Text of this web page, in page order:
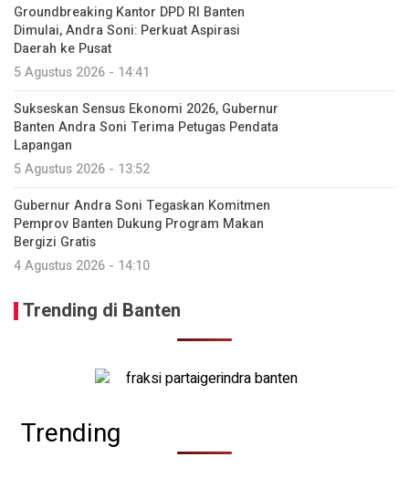
Groundbreaking Kantor DPD RI Banten
Dimulai, Andra Soni: Perkuat Aspirasi
Daerah ke Pusat
5 Agustus 2026 - 14:41
Sukseskan Sensus Ekonomi 2026, Gubernur
Banten Andra Soni Terima Petugas Pendata
Lapangan
5 Agustus 2026 - 13:52
Gubernur Andra Soni Tegaskan Komitmen
Pemprov Banten Dukung Program Makan
Bergizi Gratis
4 Agustus 2026 - 14:10
Trending di Banten
Trending